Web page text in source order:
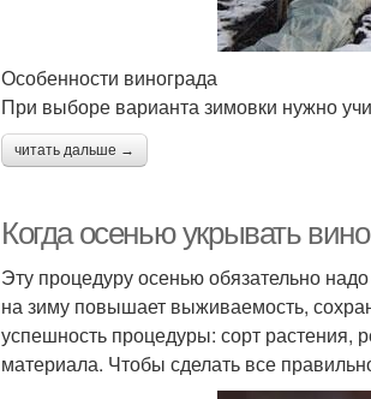
Особенности винограда
При выборе варианта зимовки нужно
читать дальше →
Когда осенью укрывать
Эту процедуру осенью обязательно
на зиму повышает выживаемость,
успешность процедуры: сорт растения,
материала. Чтобы сделать все